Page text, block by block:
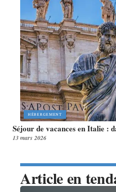
HÉBERGEMENT
Séjour de vacances en Italie :
13 mars 2026
Article en